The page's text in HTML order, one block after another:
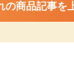
の商品記事を